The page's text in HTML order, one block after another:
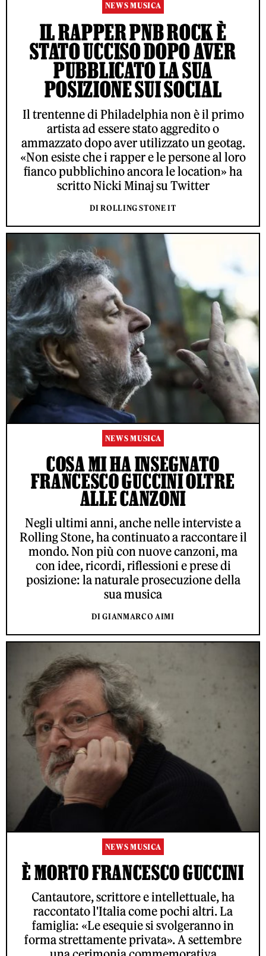
NEWS MUSICA
IL RAPPER PNB ROCK È
STATO UCCISO DOPO AVER
PUBBLICATO LA SUA
POSIZIONE SUI SOCIAL
Il trentenne di Philadelphia non è il primo
artista ad essere stato aggredito o
ammazzato dopo aver utilizzato un geotag.
«Non esiste che i rapper e le persone al loro
fianco pubblichino ancora le location» ha
scritto Nicki Minaj su Twitter
DI ROLLING STONE IT
NEWS MUSICA
COSA MI HA INSEGNATO
FRANCESCO GUCCINI OLTRE
ALLE CANZONI
Negli ultimi anni, anche nelle interviste a
Rolling Stone, ha continuato a raccontare il
mondo. Non più con nuove canzoni, ma
con idee, ricordi, riflessioni e prese di
posizione: la naturale prosecuzione della
sua musica
DI GIANMARCO AIMI
NEWS MUSICA
È MORTO FRANCESCO GUCCINI
Cantautore, scrittore e intellettuale, ha
raccontato l'Italia come pochi altri. La
famiglia: «Le esequie si svolgeranno in
forma strettamente privata». A settembre